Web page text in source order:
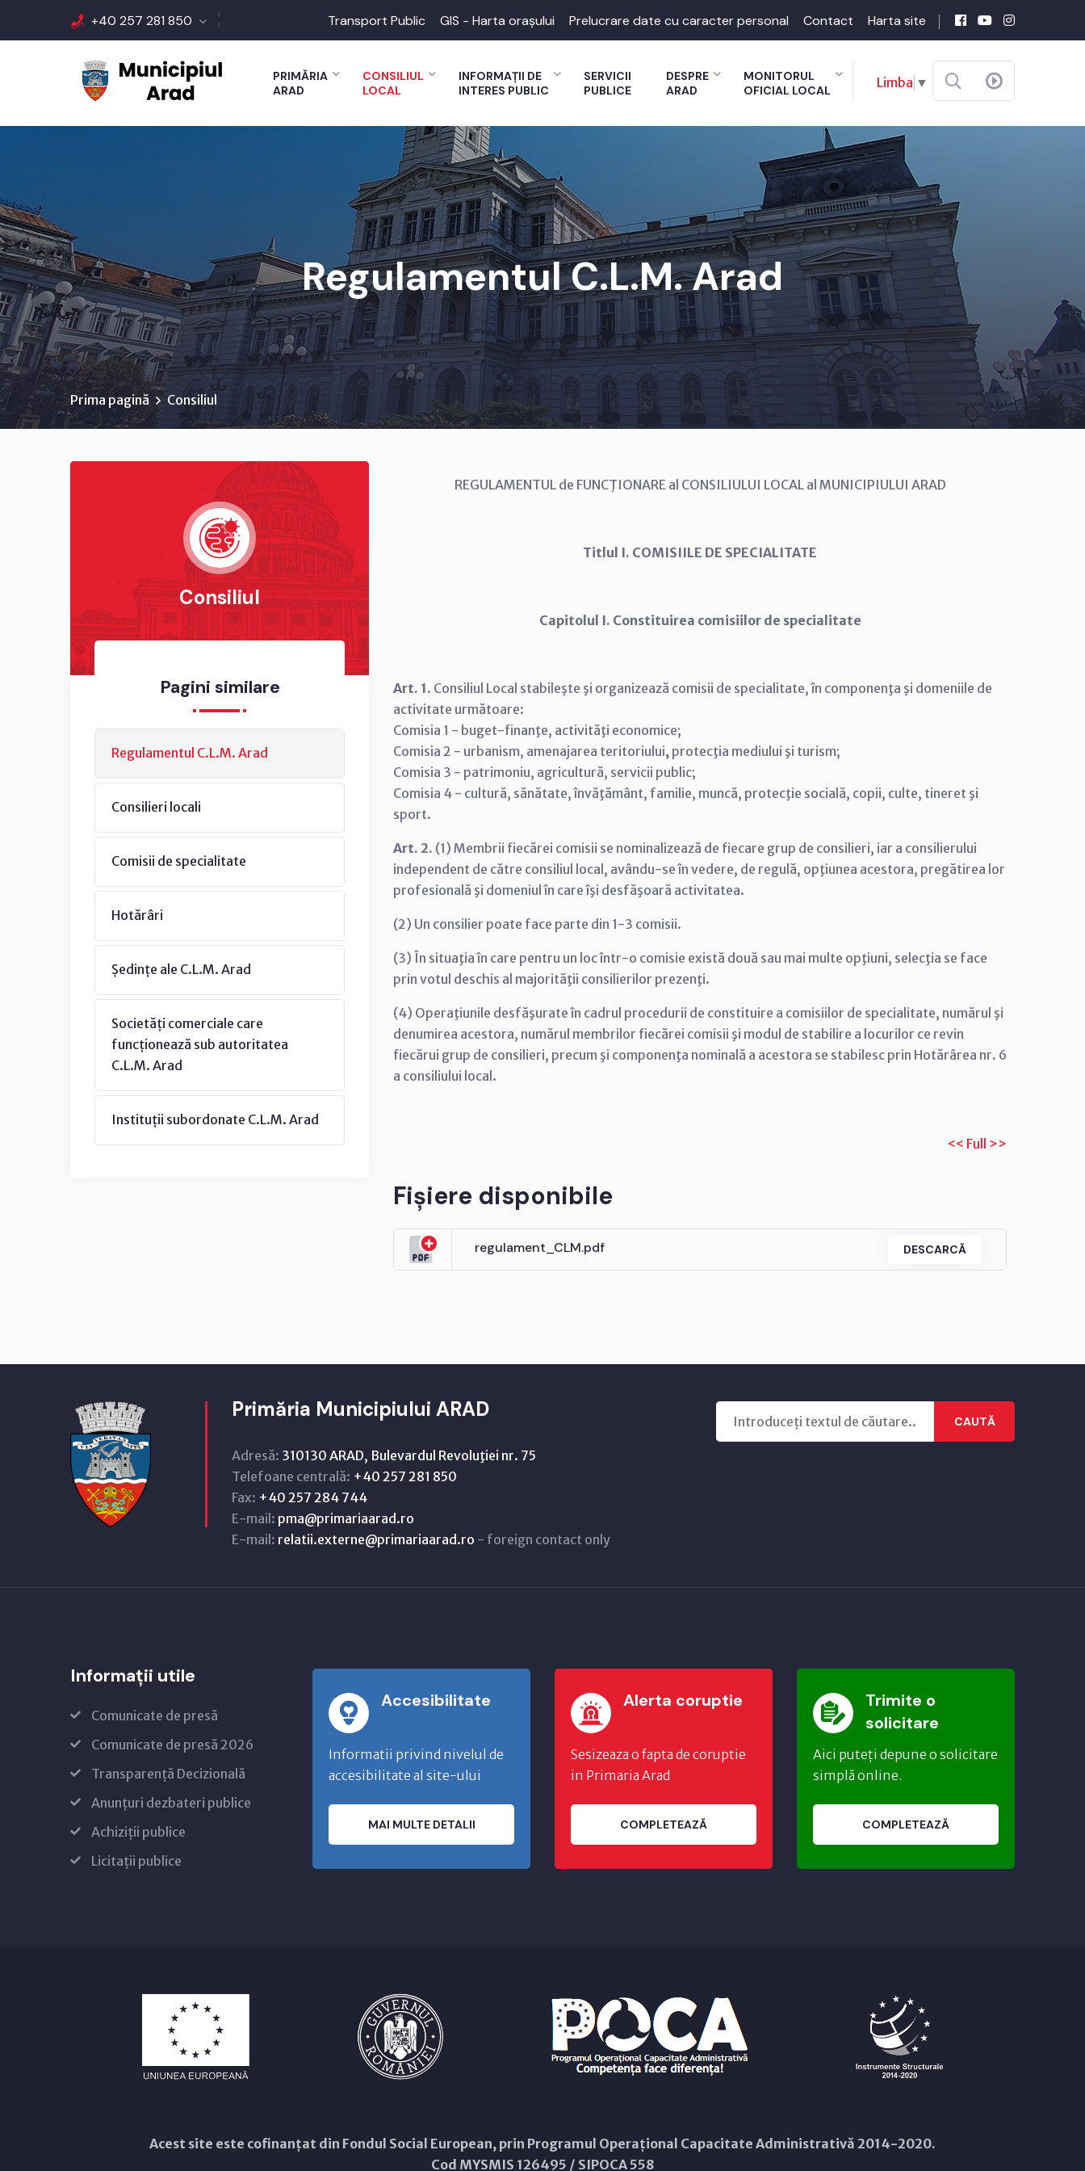
+40 257 281 850 Transport Public GIS - Harta orașului Prelucrare date cu caracter personal Contact Harta site
PRIMĂRIA
ARAD
CONSILIUL
LOCAL
INFORMAȚII DE
INTERES PUBLIC
SERVICII
PUBLICE
DESPRE
ARAD
MONITORUL
OFICIAL LOCAL
Limba ▼
Regulamentul C.L.M. Arad
Prima pagină Consiliul
Consiliul
Pagini similare
Regulamentul C.L.M. Arad
Consilieri locali
Comisii de specialitate
Hotărâri
Ședințe ale C.L.M. Arad
Societăți comerciale care
funcționează sub autoritatea
C.L.M. Arad
Instituții subordonate C.L.M. Arad
REGULAMENTUL de FUNCŢIONARE al CONSILIULUI LOCAL al MUNICIPIULUI ARAD
Titlul I. COMISIILE DE SPECIALITATE
Capitolul I. Constituirea comisiilor de specialitate
Art. 1. Consiliul Local stabileşte şi organizează comisii de specialitate, în componenţa şi domeniile de
activitate următoare:
Comisia 1 - buget-finanţe, activităţi economice;
Comisia 2 - urbanism, amenajarea teritoriului, protecţia mediului şi turism;
Comisia 3 - patrimoniu, agricultură, servicii public;
Comisia 4 - cultură, sănătate, învăţământ, familie, muncă, protecţie socială, copii, culte, tineret şi
sport.
Art. 2. (1) Membrii fiecărei comisii se nominalizează de fiecare grup de consilieri, iar a consilierului
independent de către consiliul local, avându-se în vedere, de regulă, opţiunea acestora, pregătirea lor
profesională şi domeniul în care îşi desfăşoară activitatea.
(2) Un consilier poate face parte din 1-3 comisii.
(3) În situaţia în care pentru un loc într-o comisie există două sau mai multe opţiuni, selecţia se face
prin votul deschis al majorităţii consilierilor prezenţi.
(4) Operaţiunile desfăşurate în cadrul procedurii de constituire a comisiilor de specialitate, numărul şi
denumirea acestora, numărul membrilor fiecărei comisii şi modul de stabilire a locurilor ce revin
fiecărui grup de consilieri, precum şi componenţa nominală a acestora se stabilesc prin Hotărârea nr. 6
a consiliului local.
<< Full >>
Fișiere disponibile
regulament_CLM.pdf DESCARCĂ
Primăria Municipiului ARAD
Adresă: 310130 ARAD, Bulevardul Revoluţiei nr. 75
Telefoane centrală: +40 257 281 850
Fax: +40 257 284 744
E-mail: pma@primariaarad.ro
E-mail: relatii.externe@primariaarad.ro - foreign contact only
CAUTĂ
Informații utile
Comunicate de presă
Comunicate de presă 2026
Transparență Decizională
Anunțuri dezbateri publice
Achiziții publice
Licitații publice
Accesibilitate
Informatii privind nivelul de
accesibilitate al site-ului
MAI MULTE DETALII
Alerta coruptie
Sesizeaza o fapta de coruptie
in Primaria Arad
COMPLETEAZĂ
Trimite o
solicitare
Aici puteți depune o solicitare
simplă online.
COMPLETEAZĂ
Acest site este cofinanțat din Fondul Social European, prin Programul Operațional Capacitate Administrativă 2014-2020.
Cod MYSMIS 126495 / SIPOCA 558